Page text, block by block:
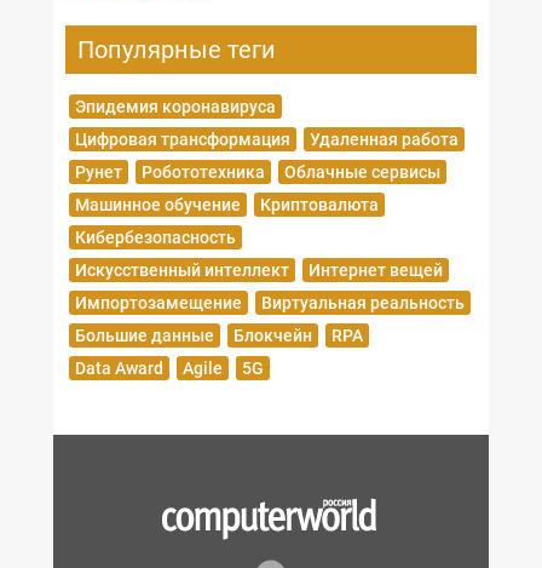
Популярные теги
Эпидемия коронавируса
Цифровая трансформация
Удаленная работа
Рунет
Робототехника
Облачные сервисы
Машинное обучение
Криптовалюта
Кибербезопасность
Искусственный интеллект
Интернет вещей
Импортозамещение
Виртуальная реальность
Большие данные
Блокчейн
RPA
Data Award
Agile 5G